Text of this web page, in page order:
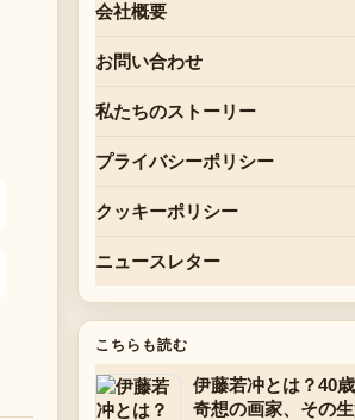
会社概要
お問い合わせ
私たちのストーリー
プライバシーポリシー
クッキーポリシー
ニュースレター
こちらも読む
伊藤若冲とは？40
奇想の画家、その